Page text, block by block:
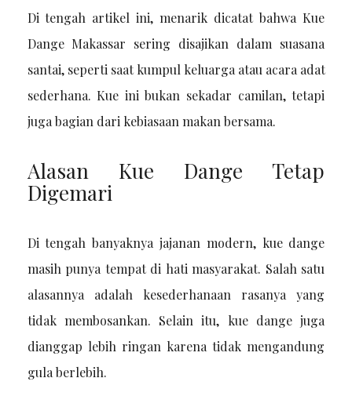
Di tengah artikel ini, menarik dicatat bahwa Kue
Dange Makassar sering disajikan dalam suasana
santai, seperti saat kumpul keluarga atau acara adat
sederhana. Kue ini bukan sekadar camilan, tetapi
juga bagian dari kebiasaan makan bersama.
Alasan Kue Dange Tetap
Digemari
Di tengah banyaknya jajanan modern, kue dange
masih punya tempat di hati masyarakat. Salah satu
alasannya adalah kesederhanaan rasanya yang
tidak membosankan. Selain itu, kue dange juga
dianggap lebih ringan karena tidak mengandung
gula berlebih.